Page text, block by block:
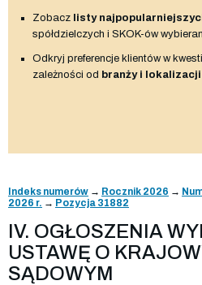
Zobacz listy
spółdzielczych i SKOK-ów
Odkryj preferencje klientów w
zależności od branży i
Indeks numerów → Rocznik 2026 →
2026 r. → Pozycja 31882
IV. OGŁOSZENIA
USTAWĘ O
SĄDOWYM